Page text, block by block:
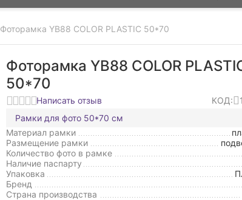
Фоторамка YB88 COLOR PLASTIC 50*70
Фоторамка YB88 COLOR
50*70
Написать отзыв КОД:
Рамки для фото 50*70 см
Материал рамки
Размещение рамки
Количество фото в рамке
Наличие паспарту
Упаковка
Бренд
Страна производства